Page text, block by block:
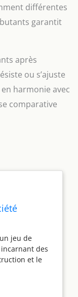
différentes
garantit
après
ou s’ajuste
harmonie avec
comparative
un jeu de
des
et le
les
la cité la